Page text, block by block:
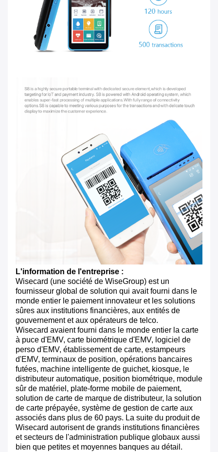
L'information de l'entreprise :
Wisecard (une société de WiseGroup) est un
fournisseur global de solution qui avait fourni dans le
monde entier le paiement innovateur et les solutions
sûres aux institutions financières, aux entités de
gouvernement et aux opérateurs de telco.
Wisecard avaient fourni dans le monde entier la carte
à puce d'EMV, carte biométrique d'EMV, logiciel de
perso d'EMV, établissement de carte, estampeurs
d'EMV, terminaux de position, opérations bancaires
futées, machine intelligente de guichet, kiosque, le
distributeur automatique, position biométrique, module
sûr de matériel, plate-forme mobile de paiement,
solution de carte de marque de distributeur, la solution
de carte prépayée, système de gestion de carte aux
associés dans plus de 60 pays. La suite du produit de
Wisecard autorisent de grands institutions financières
et secteurs de l'administration publique globaux aussi
bien que petites et moyennes banques au détail.